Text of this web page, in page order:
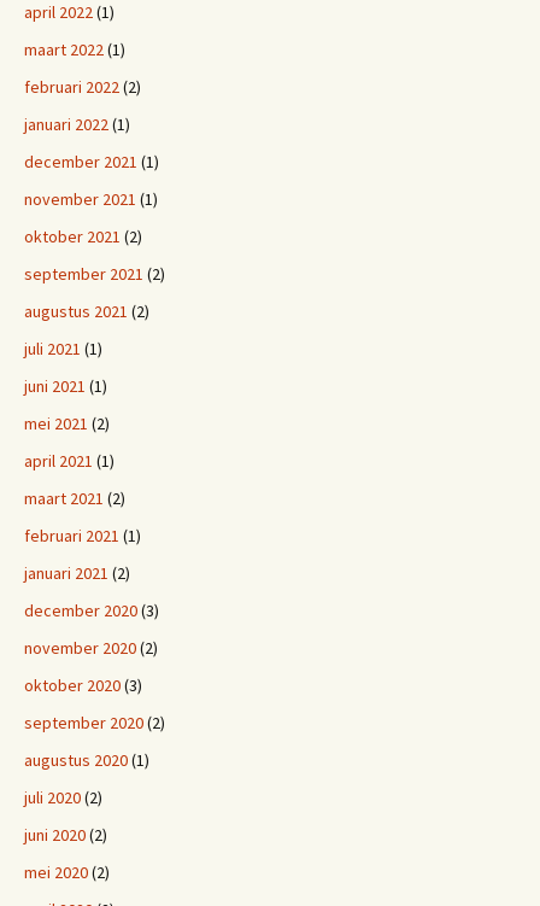
april 2022(1)
maart 2022(1)
februari 2022(2)
januari 2022(1)
december 2021 (1)
november 2021 (1)
oktober 2021 (2)
september 2021 (2)
augustus 2021 (2)
juli 2021 (1)
juni 2021 (1)
mei 2021 (2)
april 2021 (1)
maart 2021 (2)
februari 2021 (1)
januari 2021 (2)
december 2020(3)
november 2020(2)
oktober 2020(3)
september 2020(2)
augustus 2020(1)
juli 2020(2)
juni 2020(2)
mei 2020(2)